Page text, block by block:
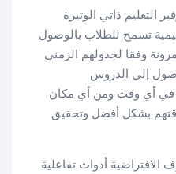
التعليم ذاتي الوتيرة
تسمح للطلاب بالوصول
وفقا لجدولهم الزمني
إلى الدروس
في أي وقت ومن أي مكان
بشكل أفضل وتحقيق
الافتراضية أدوات تفاعلية